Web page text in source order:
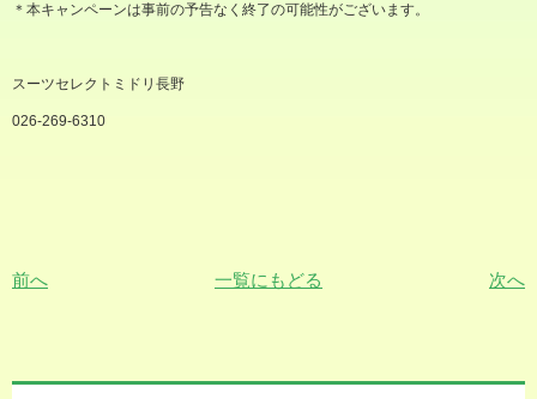
＊本キャンペーンは事前の予告なく終了の可能性がございます。
スーツセレクトミドリ長野
026-269-6310
前へ 一覧にもどる 次へ